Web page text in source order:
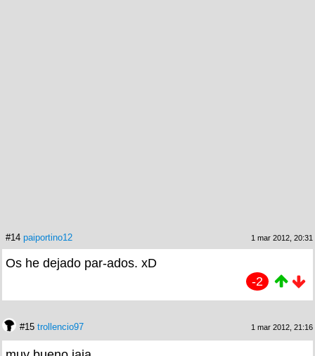
#14paiportino12 1 mar 2012, 20:31